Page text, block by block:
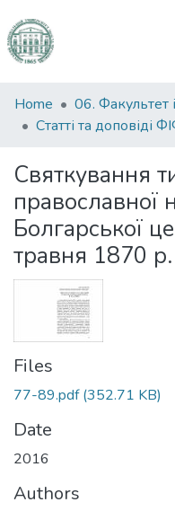
Communities
&
All of DSpace
Statistics
Home
Статті та доповіді
Святкування
православної
Болгарської
травня 1870 р.
Files
77-89.pdf(352.71 KB)
Date
2016
Authors